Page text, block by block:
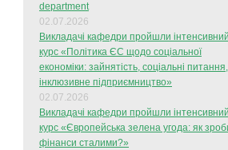
department
02.07.2026
Викладачі кафедри пройшли інтенсивний
курс «Політика ЄС щодо соціальної
економіки: зайнятість, соціальні питання,
інклюзивне підприємництво»
02.07.2026
Викладачі кафедри пройшли інтенсивний
курс «Європейська зелена угода: як
фінанси сталими?»